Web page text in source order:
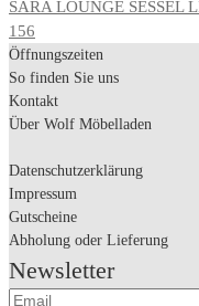
SARA LOUNGE SESSEL
156
Öffnungszeiten
So finden Sie uns
Kontakt
Über Wolf Möbelladen
Datenschutzerklärung
Impressum
Gutscheine
Abholung oder Lieferung
Newsletter